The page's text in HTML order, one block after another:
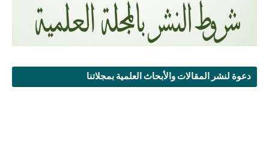
دعوة لنشر المقالات والأبحاث العلمية بمجلاتنا